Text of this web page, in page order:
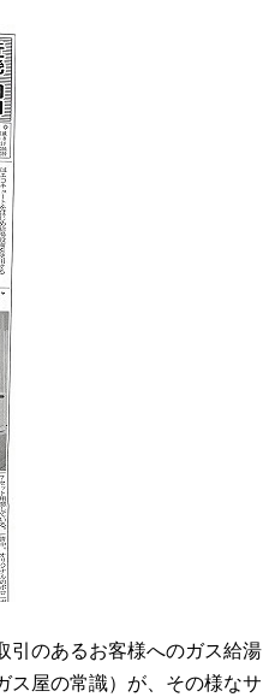
引のあるお客様へのガス給湯
ス屋の常識）が、その様なサ